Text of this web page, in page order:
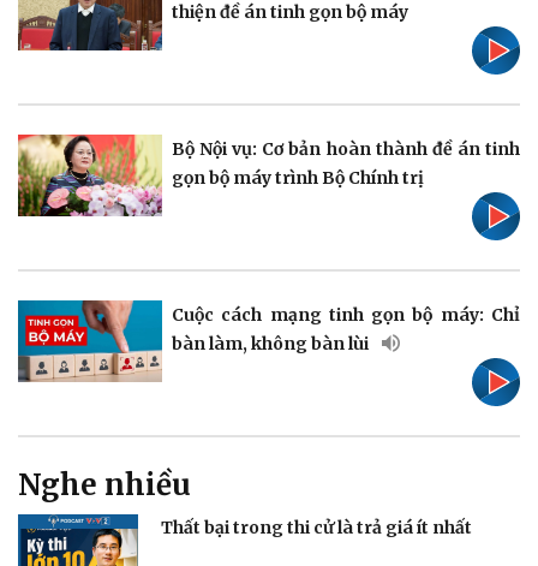
Pháp luật
Vụ án
Tin nóng
Tư vấn luật
Quân sự - Quốc phòng
Việt Nam
Phân tích
Thể thao
Bóng đá
eSports
Hậu trường
Ô tô - Xe máy
thiện đề án tinh gọn bộ máy
Bộ Nội vụ: Cơ bản hoàn thành đề án tinh
gọn bộ máy trình Bộ Chính trị
Cuộc cách mạng tinh gọn bộ máy: Chỉ
bàn làm, không bàn lùi
Nghe nhiều
Thất bại trong thi cử là trả giá ít nhất